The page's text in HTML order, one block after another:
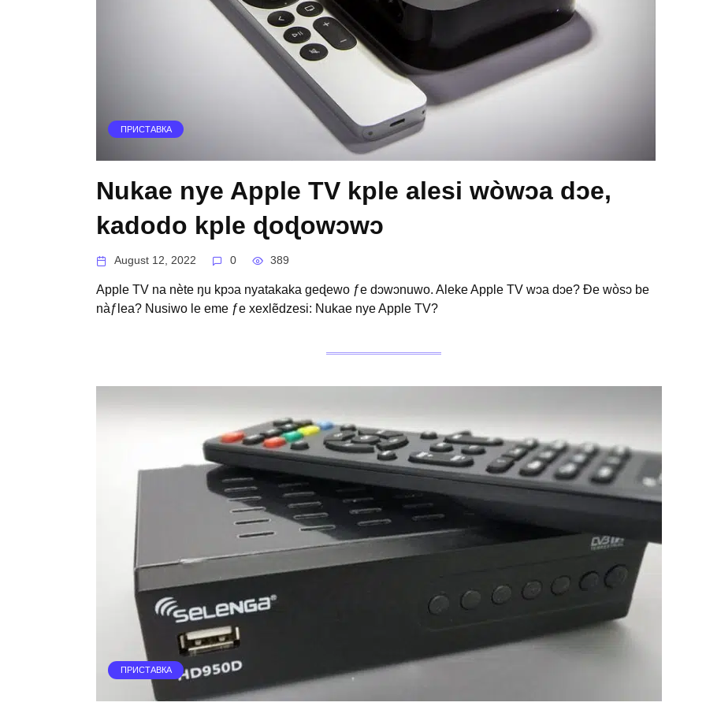
ПРИСТАВКА
Nukae nye Apple TV kple alesi wòwɔa dɔe,
kadodo kple ɖoɖowɔwɔ
August 12, 2022 0 389
Apple TV na nète ŋu kpɔa nyatakaka geɖewo ƒe dɔwɔnuwo. Aleke Apple TV wɔa dɔe? Ðe wòsɔ be
nàƒlea? Nusiwo le eme ƒe xexlẽdzesi: Nukae nye Apple TV?
ПРИСТАВКА